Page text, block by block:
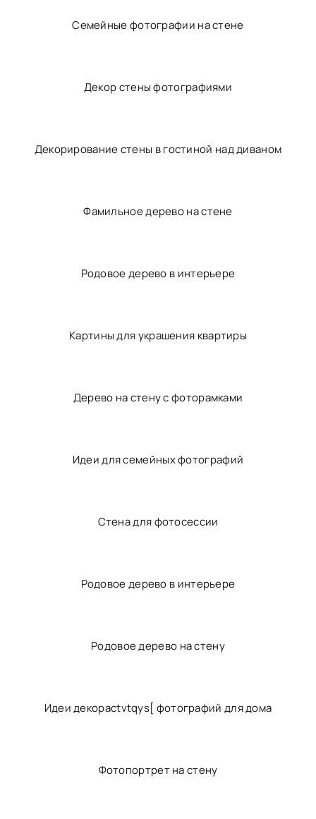
Примеры фоторамок на стене
Родовое дерево в интерьере
Декор на стену дерево с фоторамками
Семейные фотографии на стене
Декор стены фотографиями
Декорирование стены в гостиной над диваном
Фамильное дерево на стене
Родовое дерево в интерьере
Картины для украшения квартиры
Дерево на стену с фоторамками
Идеи для семейных фотографий
Стена для фотосессии
Родовое дерево в интерьере